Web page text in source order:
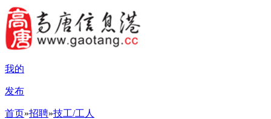
我的
发布
首页»招聘»技工/工人